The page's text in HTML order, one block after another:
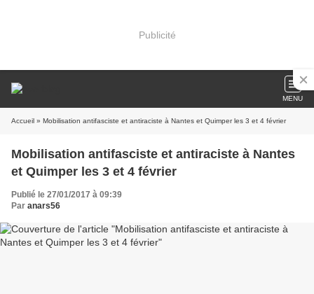
Publicité
MENU
Accueil » Mobilisation antifasciste et antiraciste à Nantes et Quimper les 3 et 4 février
Mobilisation antifasciste et antiraciste à Nantes
et Quimper les 3 et 4 février
Publié le 27/01/2017 à 09:39
Par anars56